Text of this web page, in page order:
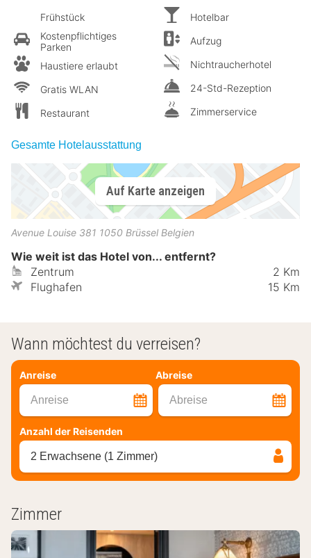
Frühstück
Kostenpflichtiges
Parken
Haustiere erlaubt
Gratis WLAN
Restaurant
Hotelbar
Aufzug
Nichtraucherhotel
24-Std-Rezeption
Zimmerservice
Gesamte Hotelausstattung
Auf Karte anzeigen
Avenue Louise 381 1050 Brüssel Belgien
Wie weit ist das Hotel von... entfernt?
Zentrum
2 Km
Flughafen
15 Km
Wann möchtest du verreisen?
Anreise Abreise
Anreise Abreise
Anzahl der Reisenden
2 Erwachsene (1 Zimmer)
Zimmer